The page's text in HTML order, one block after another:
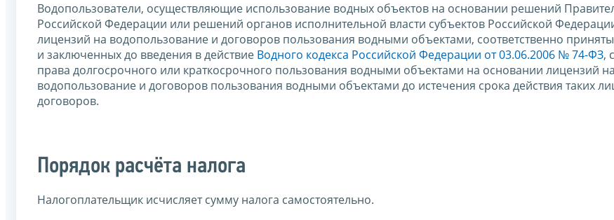
Водопользователи, осуществляющие использование водных объектов на основании решений
Российской Федерации или решений органов исполнительной власти субъектов Российской
лицензий на водопользование и договоров пользования водными объектами, соответственно
и заключенных до введения в действие Водного кодекса Российской Федерации от 03.06.2006 № 74-ФЗ,
права долгосрочного или краткосрочного пользования водными объектами на основании лицензий на
водопользование и договоров пользования водными объектами до истечения срока действия таких
договоров.
Порядок расчёта налога
Налогоплательщик исчисляет сумму налога самостоятельно.